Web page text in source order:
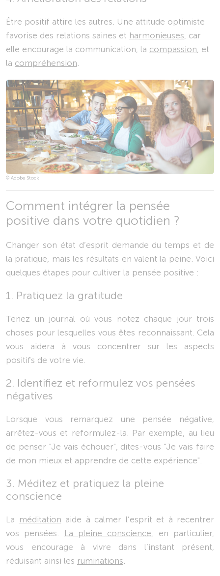
Être positif attire les autres. Une attitude optimiste
favorise des relations saines et harmonieuses , car
elle encourage la communication, la compassion , et
la compréhension
© Adobe Stock
Comment intégrer la pensée
positive dans votre quotidien ?
Changer son état d’esprit demande du temps et de
la pratique, mais les résultats en valent la peine. Voici
quelques étapes pour cultiver la pensée positive :
1. Pratiquez la gratitude
Tenez un journal où vous notez chaque jour trois
choses pour lesquelles vous êtes reconnaissant. Cela
vous aidera à vous concentrer sur les aspects
positifs de votre vie.
2. Identifiez et reformulez vos pensées
négatives
Lorsque vous remarquez une pensée négative,
arrêtez-vous et reformulez-la. Par exemple, au lieu
de penser "Je vais échouer", dites-vous "Je vais faire
de mon mieux et apprendre de cette expérience".
3. Méditez et pratiquez la pleine
conscience
La méditation aide à calmer l’esprit et à recentrer
vos pensées.
La pleine conscience, en particulier,
vous encourage à vivre dans l’instant présent,
réduisant ainsi les ruminations.